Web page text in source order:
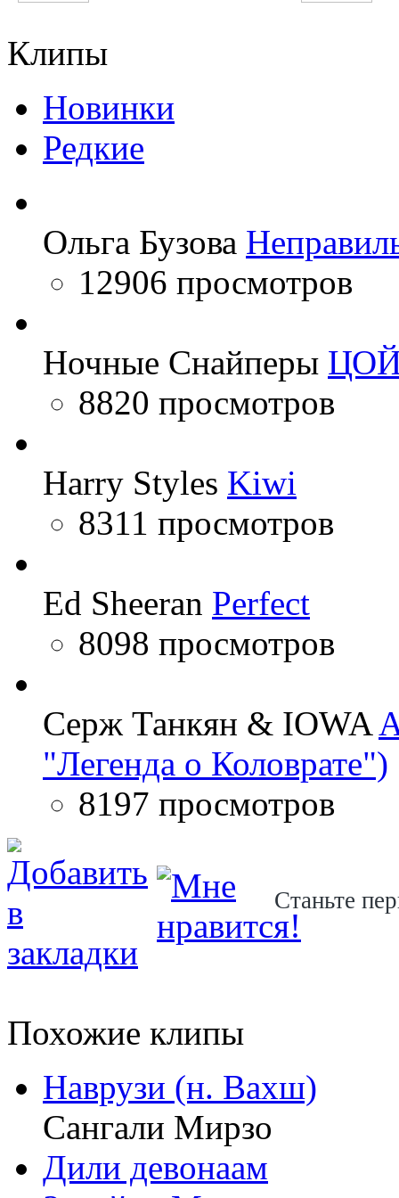
Клипы
Новинки
Редкие
Ольга Бузова
12906 просмотров
Ночные Снайперы
8820 просмотров
Harry Styles Kiwi
8311 просмотров
Ed Sheeran Perfect
8098 просмотров
Серж Танкян & IOWA
"Легенда о Коловрате")
8197 просмотров
Станьте
Похожие клипы
Наврузи (н. Вахш)
Сангали Мирзо
Дили девонаам